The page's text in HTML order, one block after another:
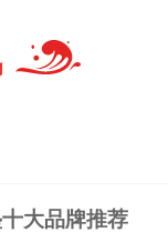
电源品牌排行榜
配件品牌排行榜
大品牌推荐